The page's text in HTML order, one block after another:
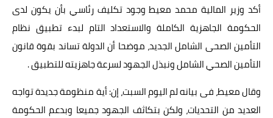
أخبار عربية
أخبار النجوم
أخبار العالم
أكد وزير المالية محمد معيط وجود تكليف رئاسي بأن يكون لدى
الحكومة الجاهزية الكاملة والاستعداد التام لبدء تطبيق نظام
التأمين الصحى الشامل الجديد، موضحا أن الدولة تساند بقوة قانون
التأمين الصحي الشامل ونبذل الجهود لسرعة جاهزيته للتطبيق .
وقال معيط، فى بيانه لم اليوم السبت، إن: أية منظومة جديدة تواجه
العديد من التحديات، ولكن بتكاثف الجهود جميعا وبدعم الحكومة